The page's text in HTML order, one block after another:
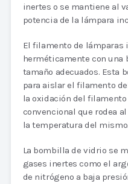
inertes o se mantiene al
potencia de la lámpara
El filamento de lámparas
herméticamente con una
tamaño adecuados. Esta
para aislar el filamento
la oxidación del
convencional que rodea
la temperatura del mismo.
La bombilla de vidrio se
gases inertes como el
de nitrógeno a baja